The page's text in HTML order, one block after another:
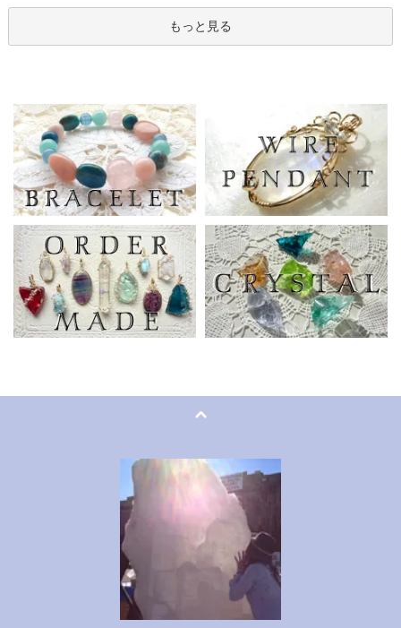
もっと見る